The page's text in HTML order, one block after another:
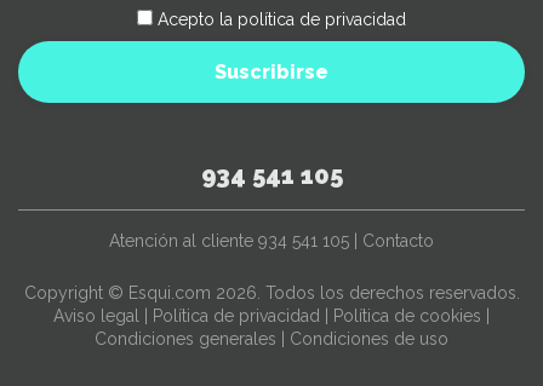
Acepto la política de privacidad
Suscribirse
934 541 105
Atención al cliente 934 541 105 Contacto
Copyright © Esqui.com 2026. Todos los derechos reservados.
Aviso legal
Política de privacidad Política de cookies
Condiciones generales
Condiciones de uso